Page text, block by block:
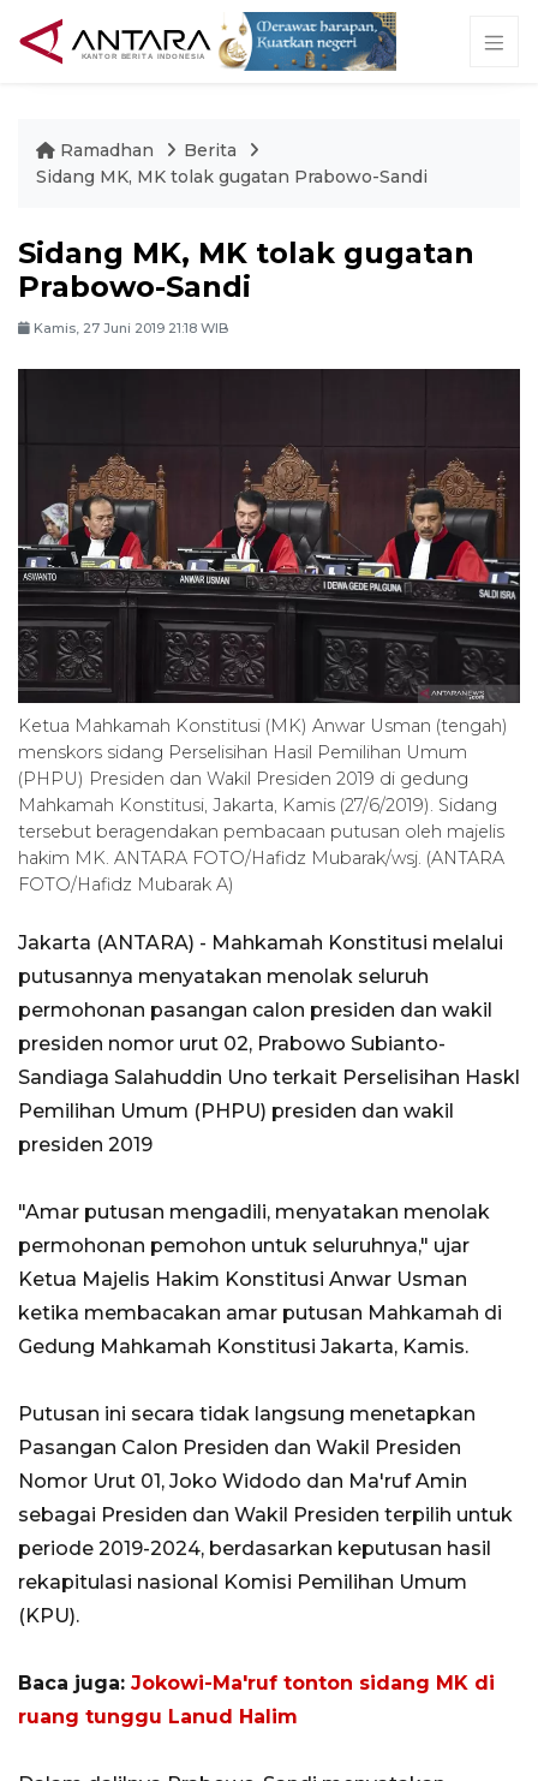
Ramadhan
Berita
Sidang MK, MK tolak gugatan Prabowo-Sandi
Sidang MK, MK tolak gugatan
Prabowo-Sandi
Kamis, 27 Juni 2019 21:18 WIB
Ketua Mahkamah Konstitusi (MK) Anwar Usman (tengah)
menskors sidang Perselisihan Hasil Pemilihan Umum
(PHPU) Presiden dan Wakil Presiden 2019 di gedung
Mahkamah Konstitusi, Jakarta, Kamis (27/6/2019). Sidang
tersebut beragendakan pembacaan putusan oleh majelis
hakim MK. ANTARA FOTO/Hafidz Mubarak/wsj. (ANTARA
FOTO/Hafidz Mubarak A)
Jakarta (ANTARA) - Mahkamah Konstitusi melalui
putusannya menyatakan menolak seluruh
permohonan pasangan calon presiden dan wakil
presiden nomor urut 02, Prabowo Subianto-
Sandiaga Salahuddin Uno terkait Perselisihan Haskl
Pemilihan Umum (PHPU) presiden dan wakil
presiden 2019
"Amar putusan mengadili, menyatakan menolak
permohonan pemohon untuk seluruhnya," ujar
Ketua Majelis Hakim Konstitusi Anwar Usman
ketika membacakan amar putusan Mahkamah di
Gedung Mahkamah Konstitusi Jakarta, Kamis.
Putusan ini secara tidak langsung menetapkan
Pasangan Calon Presiden dan Wakil Presiden
Nomor Urut 01, Joko Widodo dan Ma'ruf Amin
sebagai Presiden dan Wakil Presiden terpilih untuk
periode 2019-2024, berdasarkan keputusan hasil
rekapitulasi nasional Komisi Pemilihan Umum
(KPU).
Baca juga: Jokowi-Ma'ruf tonton sidang MK di
ruang tunggu Lanud Halim